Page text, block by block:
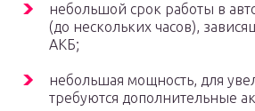
небольшой срок работы в
(до нескольких часов),
АКБ;
небольшая мощность, для
требуются дополнительные